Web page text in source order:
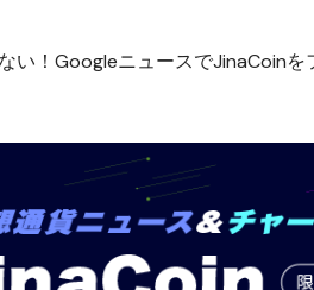
い！GoogleニュースでJinaCoinを